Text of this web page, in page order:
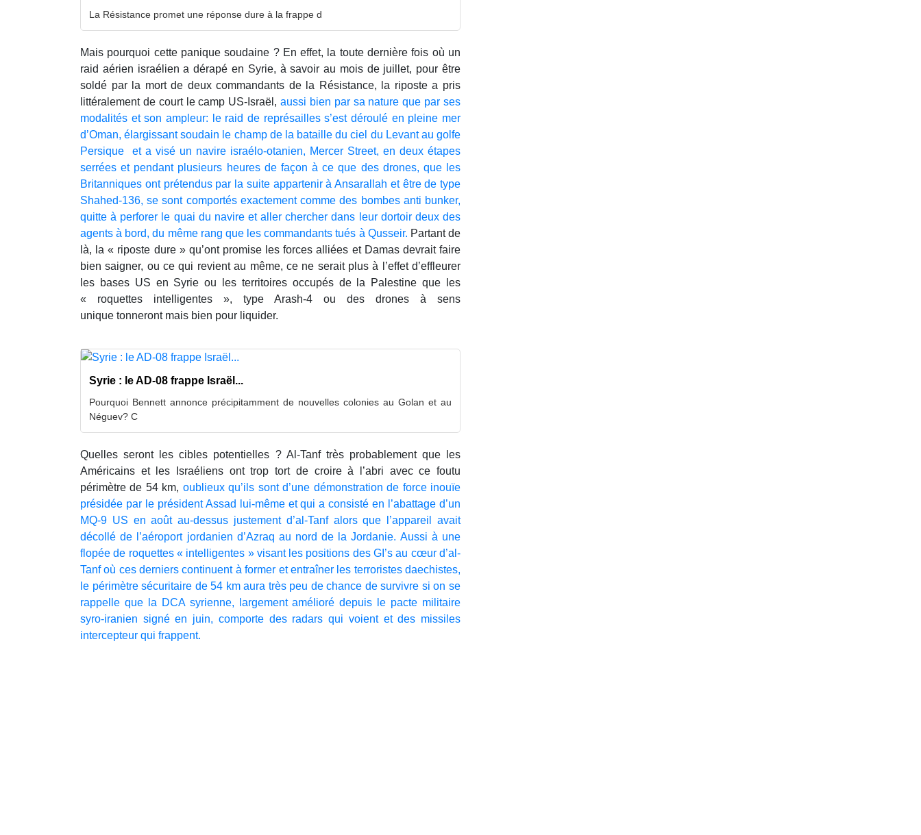
La Résistance promet une réponse dure à la frappe d
Mais pourquoi cette panique soudaine ? En effet, la toute dernière fois où un
raid aérien israélien a dérapé en Syrie, à savoir au mois de juillet, pour être
soldé par la mort de deux commandants de la Résistance, la riposte a pris
littéralement de court le camp US-Israël,aussi bien par sa nature que par ses
modalités et son ampleur: le raid de représailles s’est déroulé en pleine mer
d’Oman, élargissant soudain le champ de la bataille du ciel du Levant au golfe
Persique et a visé un navire israélo-otanien, Mercer Street, en deux étapes
serrées et pendant plusieurs heures de façon à ce que des drones, que les
Britanniques ont prétendus par la suite appartenir à Ansarallah et être de type
Shahed-136, se sont comportés exactement comme des bombes anti bunker,
quitte à perforer le quai du navire et aller chercher dans leur dortoir deux des
agents à bord, du même rang que les commandants tués à Qusseir. Partant de
là, la « riposte dure » qu’ont promise les forces alliées et Damas devrait faire
bien saigner, ou ce qui revient au même, ce ne serait plus à l’effet d’effleurer
les bases US en Syrie ou les territoires occupés de la Palestine que les
« roquettes intelligentes », type Arash-4 ou des drones à sens
unique tonneront mais bien pour liquider.
Syrie : le AD-08 frappe Israël...
Pourquoi Bennett annonce précipitamment de nouvelles colonies au Golan et au
Néguev? C
Quelles seront les cibles potentielles ? Al-Tanf très probablement que les
Américains et les Israéliens ont trop tort de croire à l’abri avec ce foutu
périmètre de 54 km, oublieux qu’ils sont d’une démonstration de force inouïe
présidée par le président Assad lui-même et qui a consisté en l’abattage d’un
MQ-9 US en août au-dessus justement d’al-Tanf alors que l’appareil avait
décollé de l’aéroport jordanien d’Azraq au nord de la Jordanie. Aussi à une
flopée de roquettes « intelligentes » visant les positions des GI’s au cœur d’al-
Tanf où ces derniers continuent à former et entraîner les terroristes daechistes,
le périmètre sécuritaire de 54 km aura très peu de chance de survivre si on se
rappelle que la DCA syrienne, largement amélioré depuis le pacte militaire
syro-iranien signé en juin, comporte des radars qui voient et des missiles
intercepteur qui frappent.